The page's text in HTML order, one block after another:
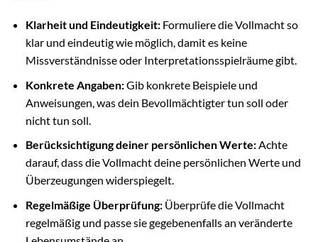
Klarheit und Eindeutigkeit:Formuliere die Vollmacht so
klar und eindeutig wie möglich, damit es keine
Missverständnisse oder Interpretationsspielräume gibt.
Konkrete Angaben:Gib konkrete Beispiele und
Anweisungen, was dein Bevollmächtigter tun soll oder
nicht tun soll.
Berücksichtigung deiner persönlichen Werte:Achte
darauf, dass die Vollmacht deine persönlichen Werte und
Überzeugungen widerspiegelt.
Regelmäßige Überprüfung:Überprüfe die Vollmacht
regelmäßig und passe sie gegebenenfalls an veränderte